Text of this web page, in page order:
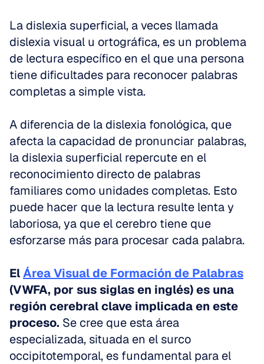
La dislexia superficial, a veces llamada
dislexia visual u ortográfica, es un problema
de lectura específico en el que una persona
tiene dificultades para reconocer palabras
completas a simple vista.
A diferencia de la dislexia fonológica, que
afecta la capacidad de pronunciar palabras,
la dislexia superficial repercute en el
reconocimiento directo de palabras
familiares como unidades completas. Esto
puede hacer que la lectura resulte lenta y
laboriosa, ya que el cerebro tiene que
esforzarse más para procesar cada palabra.
El Área Visual de Formación de Palabras
(VWFA, por sus siglas en inglés) es una
región cerebral clave implicada en este
proceso. Se cree que esta área
especializada, situada en el surco
occipitotemporal, es fundamental para el